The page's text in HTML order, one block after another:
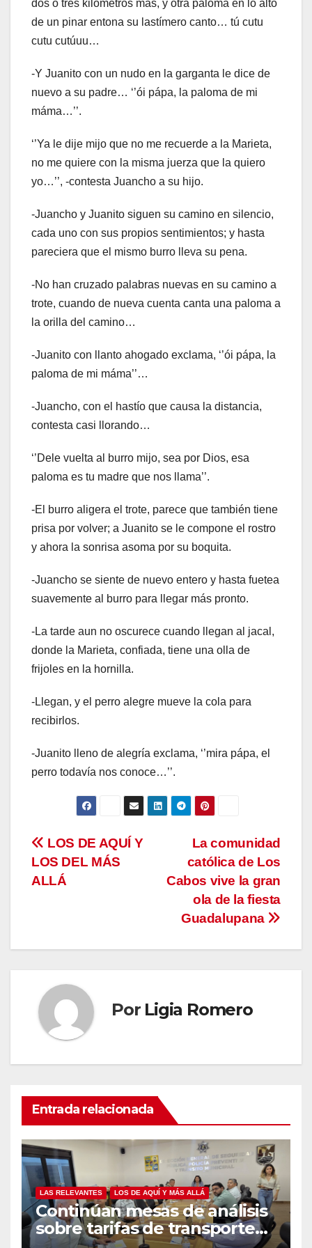
dos o tres kilómetros más, y otra paloma en lo alto
de un pinar entona su lastímero canto… tú cutu
cutu cutúuu…
-Y Juanito con un nudo en la garganta le dice de
nuevo a su padre… ‘’ói pápa, la paloma de mi
máma…’’.
‘’Ya le dije mijo que no me recuerde a la Marieta,
no me quiere con la misma juerza que la quiero
yo…’’, -contesta Juancho a su hijo.
-Juancho y Juanito siguen su camino en silencio,
cada uno con sus propios sentimientos; y hasta
pareciera que el mismo burro lleva su pena.
-No han cruzado palabras nuevas en su camino a
trote, cuando de nueva cuenta canta una paloma a
la orilla del camino…
-Juanito con llanto ahogado exclama, ‘’ói pápa, la
paloma de mi máma’’…
-Juancho, con el hastío que causa la distancia,
contesta casi llorando…
‘’Dele vuelta al burro mijo, sea por Dios, esa
paloma es tu madre que nos llama’’.
-El burro aligera el trote, parece que también tiene
prisa por volver; a Juanito se le compone el rostro
y ahora la sonrisa asoma por su boquita.
-Juancho se siente de nuevo entero y hasta fuetea
suavemente al burro para llegar más pronto.
-La tarde aun no oscurece cuando llegan al jacal,
donde la Marieta, confiada, tiene una olla de
frijoles en la hornilla.
-Llegan, y el perro alegre mueve la cola para
recibirlos.
-Juanito lleno de alegría exclama, ‘’mira pápa, el
perro todavía nos conoce…’’.
Navegación
de
La comunidad
católica de Los
Cabos vive la gran
ola de la fiesta
Guadalupana
LOS DE AQUÍ Y
LOS DEL MÁS
ALLÁ
Por Ligia Romero
Entrada relacionada
LAS RELEVANTES LOS DE AQUÍ Y MÁS ALLÁ
Continúan mesas de análisis
sobre tarifas de transporte